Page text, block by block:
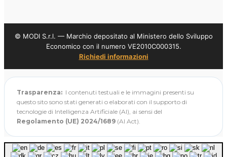
© MODI S.r.l. — Marchio depositato al Ministero dello Sviluppo
Economico con il numero VE2010C000315.
Richiedi informazioni
Trasparenza: I contenuti testuali e le immagini presenti su
questo sito sono stati generati o elaborati con il supporto di
tecnologie di Intelligenza Artificiale (AI), ai sensi del
Regolamento (UE) 2024/1689 (AI Act).